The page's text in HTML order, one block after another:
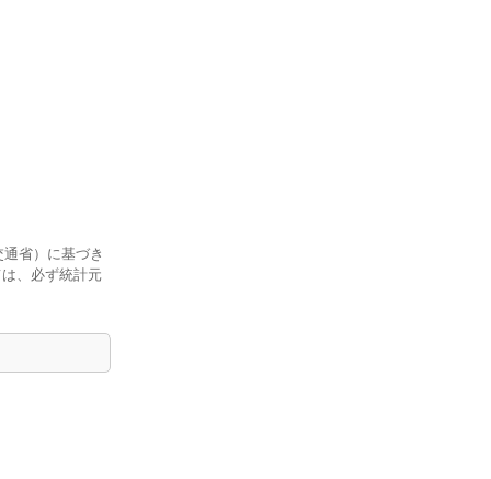
省）に基づき
、必ず統計元